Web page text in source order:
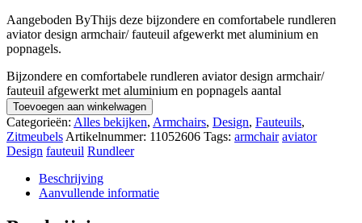
Aangeboden ByThijs deze bijzondere en comfortabele rundleren
aviator design armchair/ fauteuil afgewerkt met aluminium en
popnagels.
Bijzondere en comfortabele rundleren aviator design armchair/
fauteuil afgewerkt met aluminium en popnagels aantal
Toevoegen aan winkelwagen
Categorieën: Alles bekijken, Armchairs, Design, Fauteuils,
Zitmeubels Artikelnummer: 11052606 Tags: armchair aviator
Design fauteuil Rundleer
Beschrijving
Aanvullende informatie